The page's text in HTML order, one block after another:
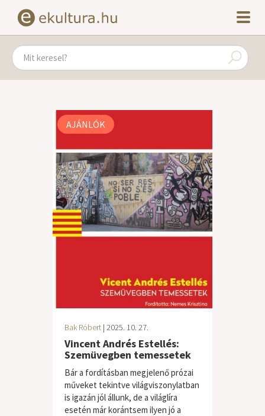
AJÁNLÓK
Bak Róbert | 2025. 10. 27.
Vincent Andrés Estellés:
Szemüvegben temessetek
Bár a fordításban megjelenő prózai
műveket tekintve világviszonylatban
is igazán jól állunk, de a világlíra
esetén már korántsem ilyen jó a